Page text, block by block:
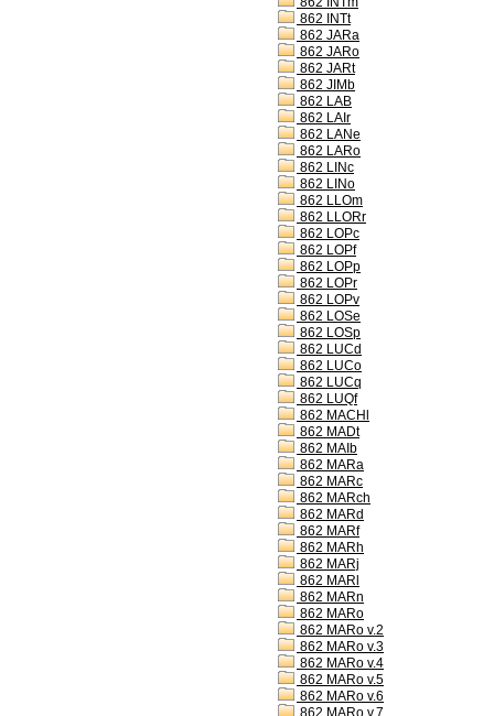
862 INTt
862 JARa
862 JARo
862 JARt
862 JIMb
862 LAB
862 LAIr
862 LANe
862 LARo
862 LINc
862 LINo
862 LLOm
862 LLORr
862 LOPc
862 LOPf
862 LOPp
862 LOPr
862 LOPv
862 LOSe
862 LOSp
862 LUCd
862 LUCo
862 LUCq
862 LUQf
862 MACHl
862 MADt
862 MAIb
862 MARa
862 MARc
862 MARch
862 MARd
862 MARf
862 MARh
862 MARj
862 MARl
862 MARn
862 MARo
862 MARo v.2
862 MARo v.3
862 MARo v.4
862 MARo v.5
862 MARo v.6
862 MARo v.7